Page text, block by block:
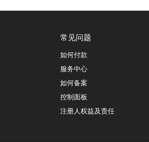
常见问题
如何付款
服务中心
如何备案
控制面板
注册人权益及责任